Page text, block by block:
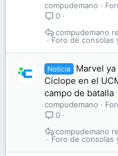
compudemano
0
Foro de consolas
compudemano
Noticia
Marvel
Cíclope en el
campo de batalla
compudemano
0
Foro de consolas
compudemano